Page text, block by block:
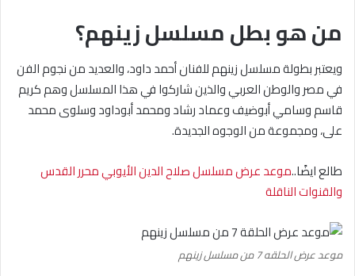
من هو بطل مسلسل زينهم؟
ويعتبر بطولة مسلسل زينهم للفنان أحمد داود، والعديد من نجوم الفن
في مصر والوطن العربي والذين شاركوا في هذا المسلسل وهم كريم
قاسم وسامي أبوضيف وعماد رشاد ومحمد أبوداود وسلوى محمد
على، ومجموعة من الوجوه الجديدة.
طالع ايضًا..موعد عرض مسلسل صلاح الدين الأيوبي محرر القدس
والقنوات الناقلة
موعد عرض الحلقه 7 من مسلسل زينهم